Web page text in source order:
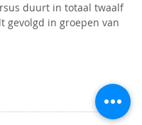
duurt in totaal twaalf
gevolgd in groepen van